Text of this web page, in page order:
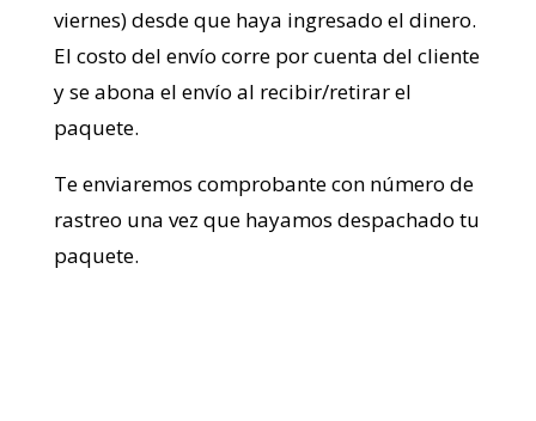
viernes) desde que haya ingresado el dinero.
El costo del envío corre por cuenta del cliente
y se abona el envío al recibir/retirar el
paquete.
Te enviaremos comprobante con número de
rastreo una vez que hayamos despachado tu
paquete.